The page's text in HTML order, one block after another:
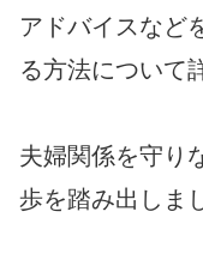
アドバイスなど
る方法について
夫婦関係を守り
歩を踏み出しま